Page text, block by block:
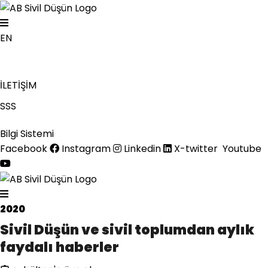
EN
İLETİŞİM
SSS
Bilgi Sistemi
Facebook
Instagram Linkedin X-twitter Youtube
2020
Sivil Düşün ve sivil toplumdan aylık
faydalı haberler